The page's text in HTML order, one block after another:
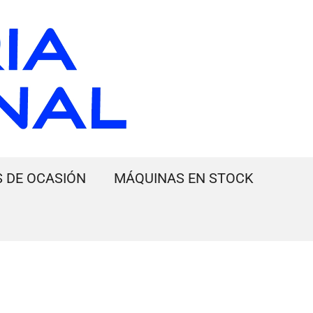
DE OCASIÓN MÁQUINAS EN STOCK